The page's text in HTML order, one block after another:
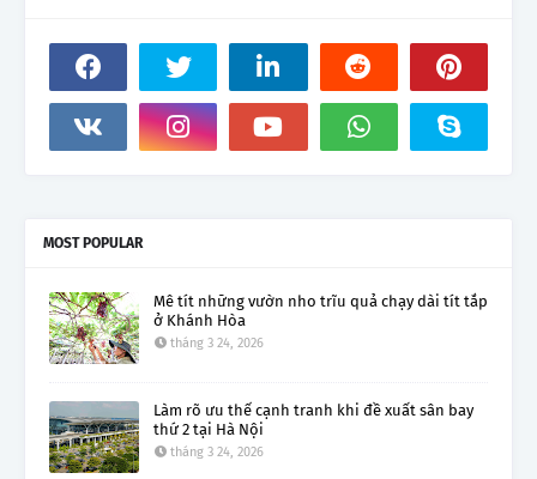
MOST POPULAR
Mê tít những vườn nho trĩu quả chạy dài tít tắp
ở Khánh Hòa
tháng 3 24, 2026
Làm rõ ưu thế cạnh tranh khi đề xuất sân bay
thứ 2 tại Hà Nội
tháng 3 24, 2026